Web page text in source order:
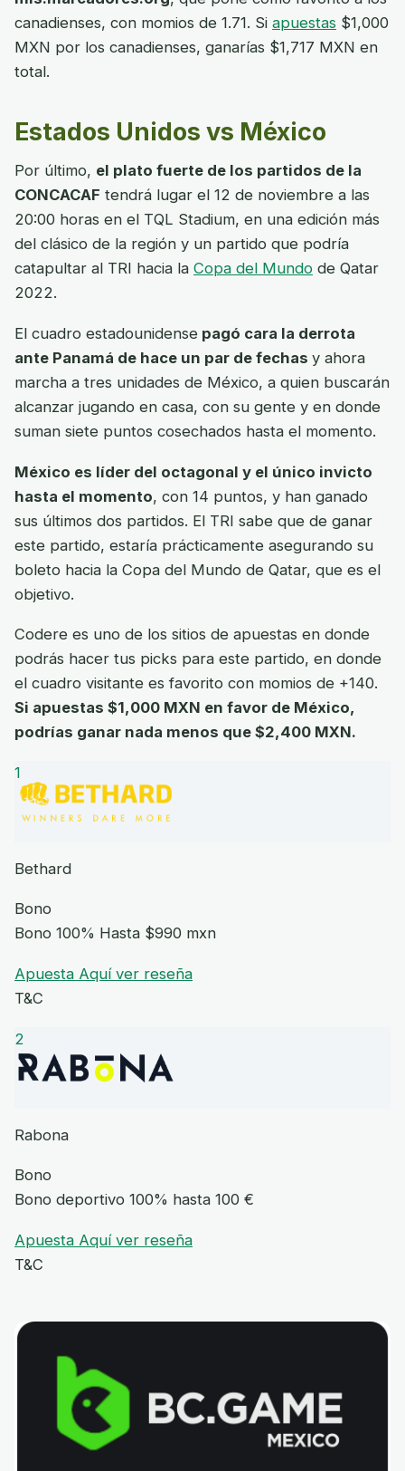
canadienses, con momios de 1.71. Si apuestas $1,000
MXN por los canadienses, ganarías $1,717 MXN en
total.
Estados Unidos vs México
Por último, el plato fuerte de los partidos de la
CONCACAF tendrá lugar el 12 de noviembre a las
20:00 horas en el TQL Stadium, en una edición más
del clásico de la región y un partido que podría
catapultar al TRI hacia la Copa del Mundo de Qatar
2022.
El cuadro estadounidense pagó cara la derrota
ante Panamá de hace un par de fechas y ahora
marcha a tres unidades de México, a quien buscarán
alcanzar jugando en casa, con su gente y en donde
suman siete puntos cosechados hasta el momento.
México es líder del octagonal y el único invicto
hasta el momento, con 14 puntos, y han ganado
sus últimos dos partidos. El TRI sabe que de ganar
este partido, estaría prácticamente asegurando su
boleto hacia la Copa del Mundo de Qatar, que es el
objetivo.
Codere es uno de los sitios de apuestas en donde
podrás hacer tus picks para este partido, en donde
el cuadro visitante es favorito con momios de +140.
Si apuestas $1,000 MXN en favor de México,
podrías ganar nada menos que $2,400 MXN.
1
Bethard
Bono
Bono 100% Hasta $990 mxn
Apuesta Aquí ver reseña
T&C
2
Rabona
Bono
Bono deportivo 100% hasta 100 €
Apuesta Aquí ver reseña
T&C